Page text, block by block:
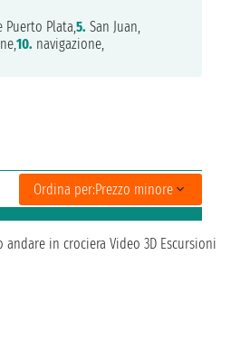
Puerto Plata,5. San Juan,
10. navigazione,
Ordina per:Prezzo minore
andare in crociera Video 3D Escursioni